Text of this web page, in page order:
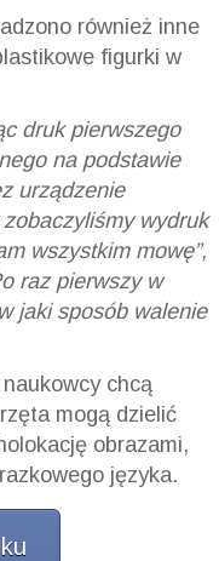
również inne
figurki w
druk pierwszego
na podstawie
urządzenie
wydruk
wszystkim mowę”,
raz pierwszy w
jaki sposób walenie
chcą
mogą dzielić
obrazami,
języka.